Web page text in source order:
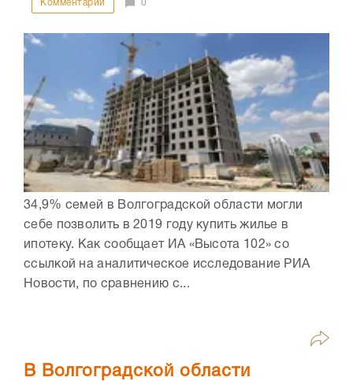
Комментарии 0
34,9% семей в Волгоградской области могли
себе позволить в 2019 году купить жилье в
ипотеку. Как сообщает ИА «Высота 102» со
ссылкой на аналитическое исследование РИА
Новости, по сравнению с...
В Волгоградской области